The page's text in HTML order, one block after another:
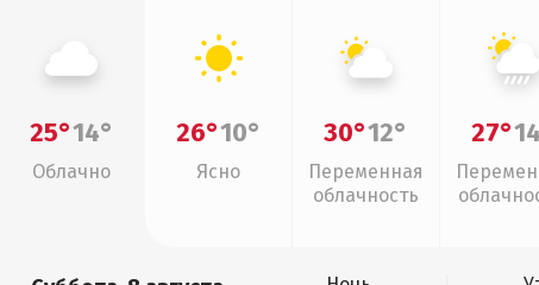
25°14°
Облачно
26°10°
Ясно
30°12°
Переменная
облачность
27°